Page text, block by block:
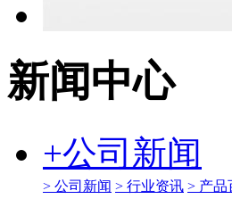
新闻中心
+公司新闻
> 公司新闻 > 行业资讯 > 产品